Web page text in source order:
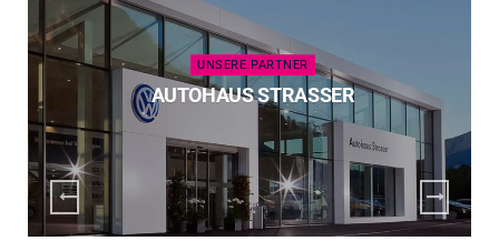
UNSERE PARTNER
AUTOHAUS STRASSER